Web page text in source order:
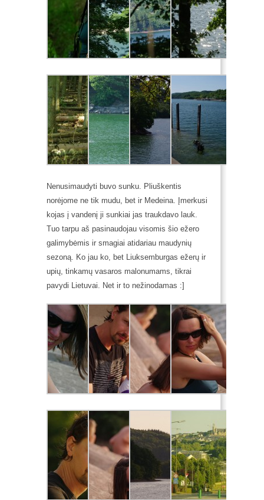
Nenusimaudyti buvo sunku. Pliuškentis
norėjome ne tik mudu, bet ir Medeina. Įmerkusi
kojas į vandenį ji sunkiai jas traukdavo lauk.
Tuo tarpu aš pasinaudojau visomis šio ežero
galimybėmis ir smagiai atidariau maudynių
sezoną. Ko jau ko, bet Liuksemburgas ežerų ir
upių, tinkamų vasaros malonumams, tikrai
pavydi Lietuvai. Net ir to nežinodamas :]